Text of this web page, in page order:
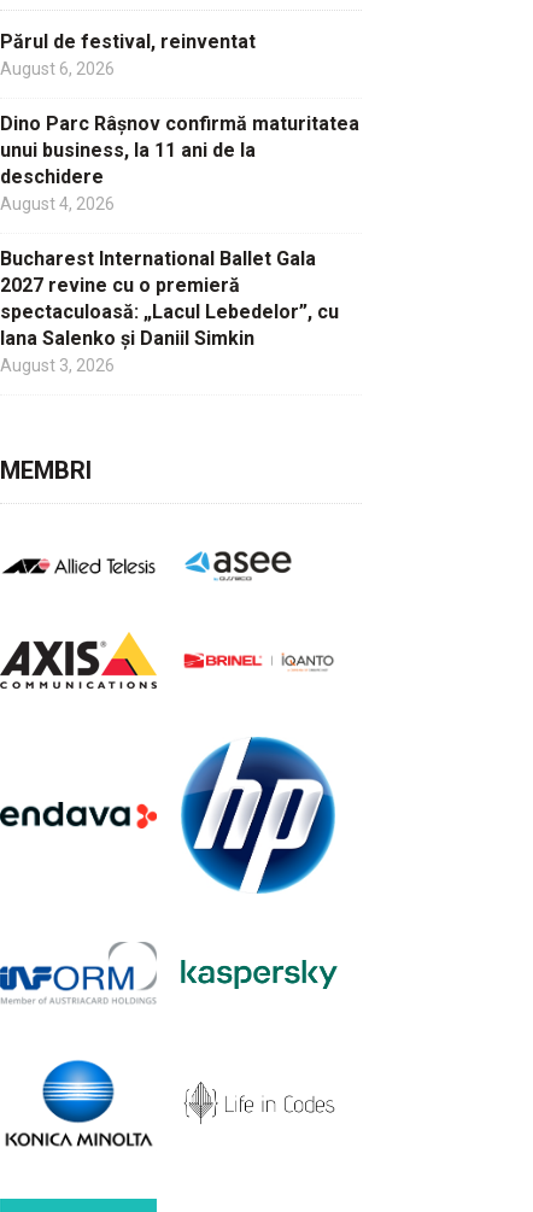
Părul de festival, reinventat
August 6, 2026
Dino Parc Râșnov confirmă maturitatea
unui business, la 11 ani de la
deschidere
August 4, 2026
Bucharest International Ballet Gala
2027 revine cu o premieră
spectaculoasă: „Lacul Lebedelor”, cu
Iana Salenko și Daniil Simkin
August 3, 2026
MEMBRI